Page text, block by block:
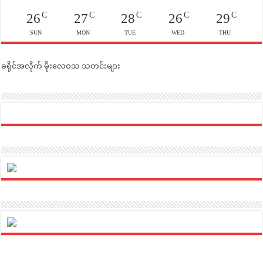
26C
SUN
27C
MON
28 C
TUE
26C
WED
29C
THU
ခရိုင်အလိုက် မိုးလေဝသ သတင်းများ